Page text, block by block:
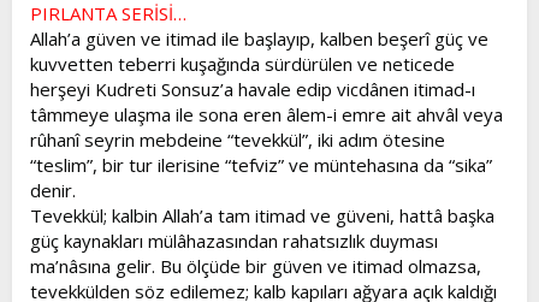
PIRLANTA SERİSİ…
Allah’a güven ve itimad ile başlayıp, kalben beşerî güç ve
kuvvetten teberri kuşağında sürdürülen ve neticede
herşeyi Kudreti Sonsuz’a havale edip vicdânen itimad-ı
tâmmeye ulaşma ile sona eren âlem-i emre ait ahvâl veya
rûhanî seyrin mebdeine “tevekkül”, iki adım ötesine
“teslim”, bir tur ilerisine “tefviz” ve müntehasına da “sika”
denir.
Tevekkül; kalbin Allah’a tam itimad ve güveni, hattâ başka
güç kaynakları mülâhazasından rahatsızlık duyması
ma’nâsına gelir. Bu ölçüde bir güven ve itimad olmazsa,
tevekkülden söz edilemez; kalb kapıları ağyara açık kaldığı